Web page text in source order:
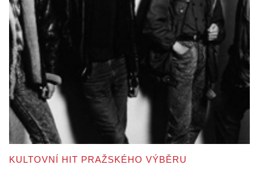
KULTOVNÍ HIT PRAŽSKÉHO VÝBĚRU